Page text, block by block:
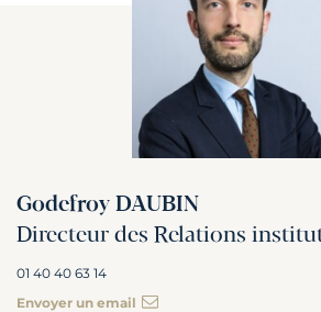
Godefroy DAUBIN
Directeur des Relations
01 40 40 63 14
Envoyer un email